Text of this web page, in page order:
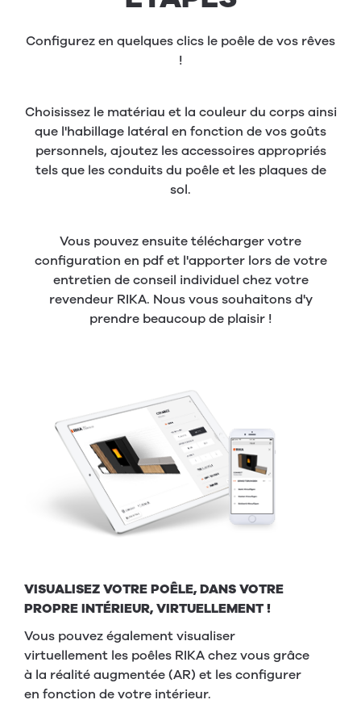
Configurez en quelques clics le poêle de vos rêves
!
Choisissez le matériau et la couleur du corps ainsi
que l'habillage latéral en fonction de vos goûts
personnels, ajoutez les accessoires appropriés
tels que les conduits du poêle et les plaques de
sol.
Vous pouvez ensuite télécharger votre
configuration en pdf et l'apporter lors de votre
entretien de conseil individuel chez votre
revendeur RIKA. Nous vous souhaitons d'y
prendre beaucoup de plaisir !
VISUALISEZ VOTRE POÊLE, DANS VOTRE
PROPRE INTÉRIEUR, VIRTUELLEMENT !
Vous pouvez également visualiser
virtuellement les poêles RIKA chez vous grâce
à la réalité augmentée (AR) et les configurer
en fonction de votre intérieur.